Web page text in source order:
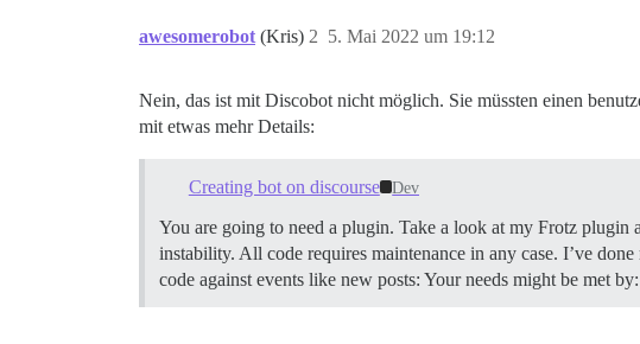
awesomerobot (Kris) 5. Mai 2022 um 19:12
2
Nein, das ist mit Discobot nicht möglich. Sie müssten einen
mit etwas mehr Details:
Creating bot on discourse Dev
You are going to need a plugin. Take a look at my Frotz
instability. All code requires maintenance in any case. I’ve
code against events like new posts: Your needs might be met